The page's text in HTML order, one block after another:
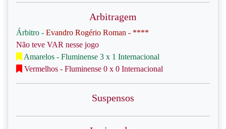
Arbitragem
Árbitro - Evandro Rogério Roman - ****
Não teve VAR nesse jogo
Amarelos - Fluminense 3 x 1 Internacional
Vermelhos - Fluminense 0 x 0 Internacional
Suspensos